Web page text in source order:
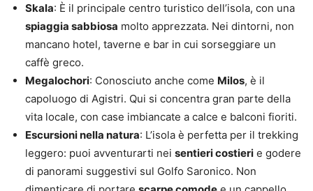
Skala: È il principale centro turistico dell’isola, con una
spiaggia sabbiosa molto apprezzata. Nei dintorni, non
mancano hotel, taverne e bar in cui sorseggiare un
caffè greco.
Megalochori: Conosciuto anche come Milos, è il
capoluogo di Agistri. Qui si concentra gran parte della
vita locale, con case imbiancate a calce e balconi fioriti.
Escursioni nella natura: L’isola è perfetta per il trekking
leggero: puoi avventurarti nei sentieri costieri e godere
di panorami suggestivi sul Golfo Saronico. Non